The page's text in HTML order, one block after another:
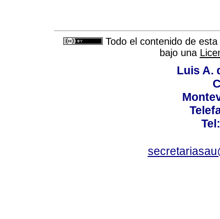
Todo el contenido de
bajo una
Luis A.